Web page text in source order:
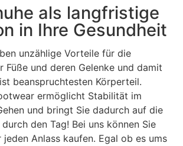
als langfristige
in Ihre Gesundheit
unzählige Vorteile für die
Füße und deren Gelenke und damit
beanspruchtesten Körperteil.
ermöglicht Stabilität im
und bringt Sie dadurch auf die
den Tag! Bei uns können Sie
jeden Anlass kaufen. Egal ob es ums